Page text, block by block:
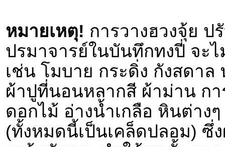
หมายเหตุ! การวางฮวงจุ้ย
ปรมาจารย์ในบันทึกทงปี่ จะ
เช่น โมบาย กระดิ่ง กังสดา
ผ้าปูที่นอนหลากสี ผ้าม่าน ก
ดอกไม้ อ่างน้ำเกลือ หินต่าง
(ทั้งหมดนี้เป็นเคล็ดปลอม) ซึ่